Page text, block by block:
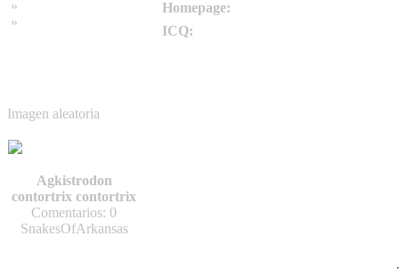
»
»
Imagen aleatoria
Agkistrodon
contortrix contortrix
Comentarios: 0
SnakesOfArkansas
Homepage:
ICQ: